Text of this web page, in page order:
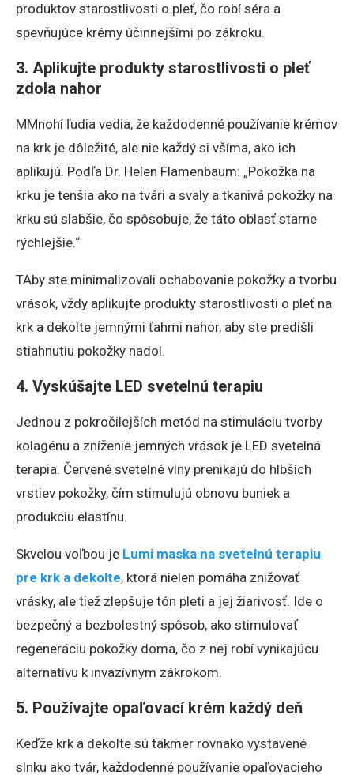
produktov starostlivosti o pleť, čo robí séra a
spevňujúce krémy účinnejšími po zákroku.
3. Aplikujte produkty starostlivosti o pleť
zdola nahor
MMnohí ľudia vedia, že každodenné používanie krémov
na krk je dôležité, ale nie každý si všíma, ako ich
aplikujú. Podľa Dr. Helen Flamenbaum: „Pokožka na
krku je tenšia ako na tvári a svaly a tkanivá pokožky na
krku sú slabšie, čo spôsobuje, že táto oblasť starne
rýchlejšie.“
TAby ste minimalizovali ochabovanie pokožky a tvorbu
vrások, vždy aplikujte produkty starostlivosti o pleť na
krk a dekolte jemnými ťahmi nahor, aby ste predišli
stiahnutiu pokožky nadol.
4. Vyskúšajte LED svetelnú terapiu
Jednou z pokročilejších metód na stimuláciu tvorby
kolagénu a zníženie jemných vrások je LED svetelná
terapia. Červené svetelné vlny prenikajú do hlbších
vrstiev pokožky, čím stimulujú obnovu buniek a
produkciu elastínu.
Skvelou voľbou je Lumi maska na svetelnú terapiu
pre krk a dekolte, ktorá nielen pomáha znižovať
vrásky, ale tiež zlepšuje tón pleti a jej žiarivosť. Ide o
bezpečný a bezbolestný spôsob, ako stimulovať
regeneráciu pokožky doma, čo z nej robí vynikajúcu
alternatívu k invazívnym zákrokom.
5. Používajte opaľovací krém každý deň
Keďže krk a dekolte sú takmer rovnako vystavené
slnku ako tvár, každodenné používanie opaľovacieho